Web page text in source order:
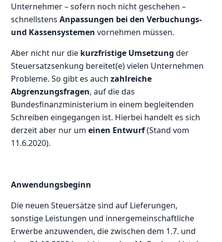
Unternehmer – sofern noch nicht geschehen –
schnellstensAnpassungen bei den Verbuchungs-
und Kassensystemenvornehmen müssen.
Aber nicht nur die kurzfristige Umsetzung der
Steuersatzsenkung bereitet(e) vielen Unternehmen
Probleme. So gibt es auchzahlreiche
Abgrenzungsfragen, auf die das
Bundesfinanzministerium in einem begleitenden
Schreiben eingegangen ist. Hierbei handelt es sich
derzeit aber nur umeinen Entwurf(Stand vom
11.6.2020).
Anwendungsbeginn
Die neuen Steuersätze sind auf Lieferungen,
sonstige Leistungen und innergemeinschaftliche
Erwerbe anzuwenden, die zwischen dem 1.7. und